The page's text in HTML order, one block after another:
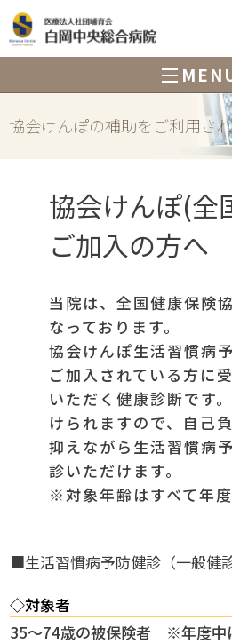
病院
協会けんぽの補助をご利用さ
協会けんぽ(全
ご加入の方へ
当院は、全国健康保険
なっております。
協会けんぽ生活習慣病
ご加入されている方に
いただく健康診断です
けられますので、自己
抑えながら生活習慣病
診いただけます。
※対象年齢はすべて年度
■生活習慣病予防健診（一般健診
◇対象者
35～74歳の被保険者 ※年度中